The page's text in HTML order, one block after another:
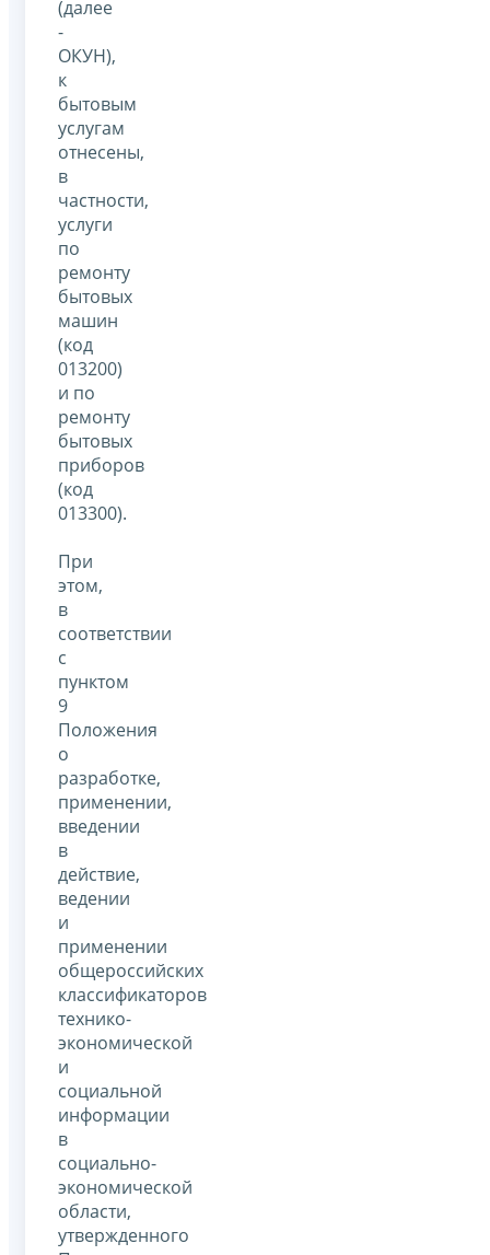
(далее
-
ОКУН),
к
бытовым
услугам
отнесены,
в
частности,
услуги
по
ремонту
бытовых
машин
(код
013200)
и по
ремонту
бытовых
приборов
(код
013300).
При
этом,
в
соответствии
с
пунктом
9
Положения
о
разработке,
применении,
введении
в
действие,
ведении
и
применении
общероссийских
классификаторов
технико-
экономической
и
социальной
информации
в
социально-
экономической
области,
утвержденного